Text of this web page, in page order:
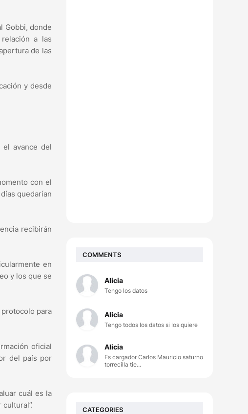
Gobbi, donde
a las
de las
y desde
avance del
con el
quedarían
recibirán
en
y los que se
para
oficial
del país por
cuál es la
COMMENTS
Alicia
Tengo los datos
Alicia
Tengo todos los datos si los quiere
Alicia
Es cargador Carlos Mauricio saturno
torrecilla tie...
CATEGORIES